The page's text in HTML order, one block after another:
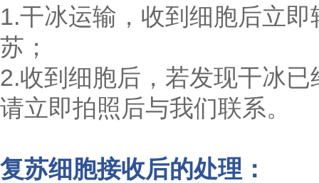
1.干冰运输，收到细胞后立
苏；
2.收到细胞后，若发现干冰
请立即拍照后与我们联系。
复苏细胞接收后的处理：